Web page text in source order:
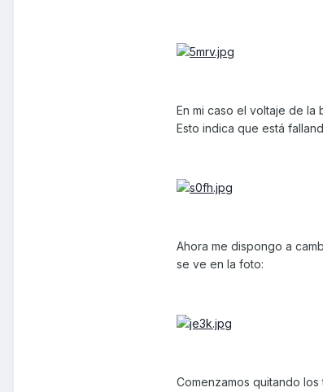
En mi caso el voltaje de la
Esto indica que está
Ahora me dispongo a
se ve en la foto:
Comenzamos quitando